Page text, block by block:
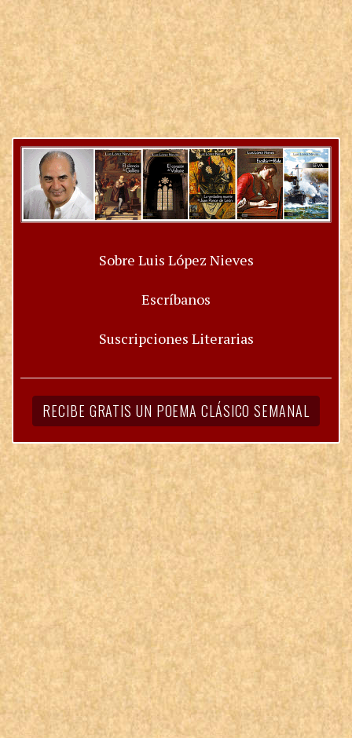
Sobre Luis López Nieves
Escríbanos
Suscripciones Literarias
RECIBE GRATIS UN POEMA CLÁSICO SEMANAL